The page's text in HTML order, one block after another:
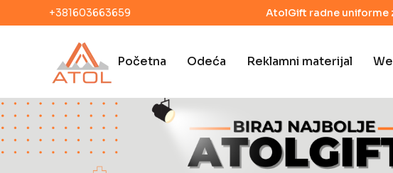
+381603663659 AtolGift radne uniforme
Početna Odeća Reklamni materijal